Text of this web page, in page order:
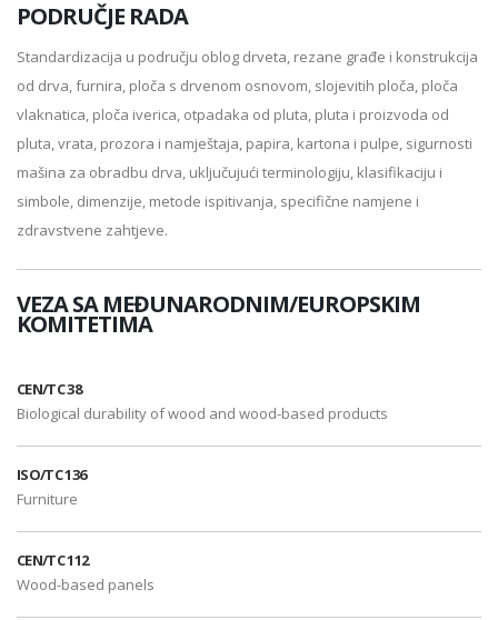
PODRUČJE RADA
Standardizacija u području oblog drveta, rezane građe i konstrukcija
od drva, furnira, ploča s drvenom osnovom, slojevitih ploča, ploča
vlaknatica, ploča iverica, otpadaka od pluta, pluta i proizvoda od
pluta, vrata, prozora i namještaja, papira, kartona i pulpe, sigurnosti
mašina za obradbu drva, uključujući terminologiju, klasifikaciju i
simbole, dimenzije, metode ispitivanja, specifične namjene i
zdravstvene zahtjeve.
VEZA SA MEĐUNARODNIM/EUROPSKIM
KOMITETIMA
CEN/TC 38
Biological durability of wood and wood-based products
ISO/TC 136
Furniture
CEN/TC 112
Wood-based panels